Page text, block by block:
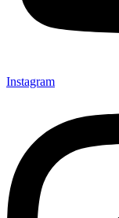
Instagram